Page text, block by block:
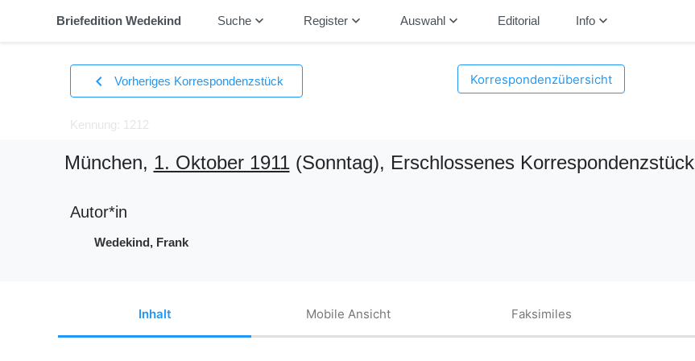
Briefedition Wedekind Suchekeyboard_arrow_down Registerkeyboard_arrow_down Auswahlkeyboard_arrow_down Editorial Infokeyboard_arrow_down
chevron_left Vorheriges Korrespondenzstück Korrespondenzübersicht
Kennung: 1212
München, 1. Oktober 1911(Sonntag), Erschlossenes Korrespondenzstück
Autor*in
Wedekind, Frank
Inhalt Mobile Ansicht Faksimiles